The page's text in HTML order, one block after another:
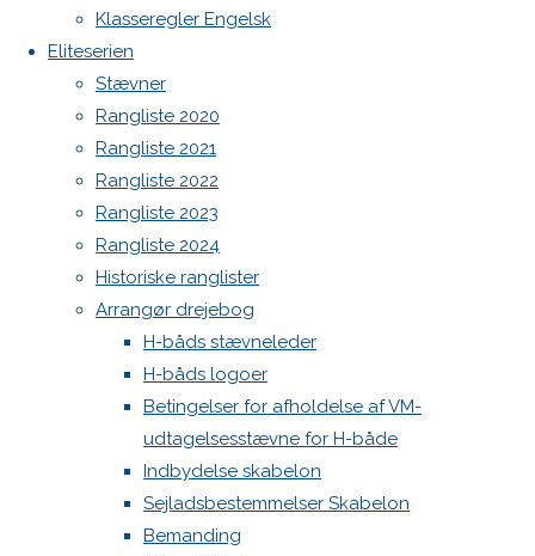
Klasseregler Engelsk
Eliteserien
Stævner
Rangliste 2020
Rangliste 2021
Rangliste 2022
Rangliste 2023
Rangliste 2024
Historiske ranglister
Arrangør drejebog
H-båds stævneleder
H-båds logoer
Betingelser for afholdelse af VM-
udtagelsesstævne for H-både
Indbydelse skabelon
Sejladsbestemmelser Skabelon
Bemanding
Full
size
1024 ×
768
Previous
image
Next
image
Skriv
et
svar
WordPress.org